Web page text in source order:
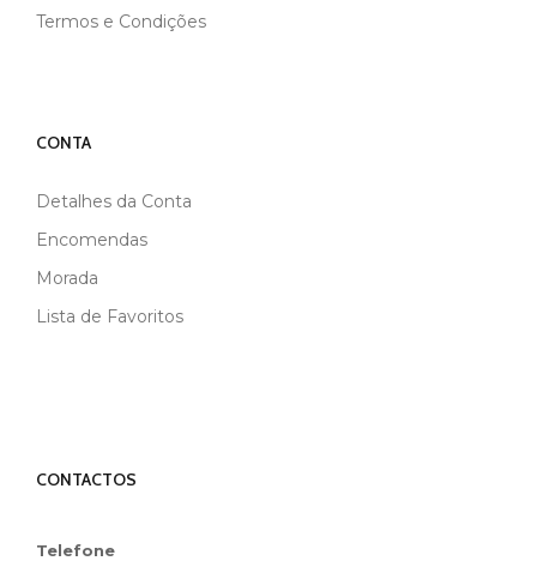
Termos e Condições
CONTA
Detalhes da Conta
Encomendas
Morada
Lista de Favoritos
CONTACTOS
Telefone